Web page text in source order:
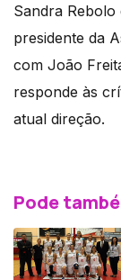
Sandra Rebolo
presidente da
com João
responde às
atual direção.
Pode